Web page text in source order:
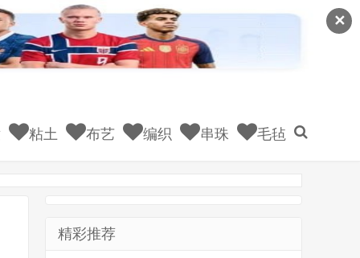
✕
粘土 布艺 编织 串珠 毛毡
精彩推荐